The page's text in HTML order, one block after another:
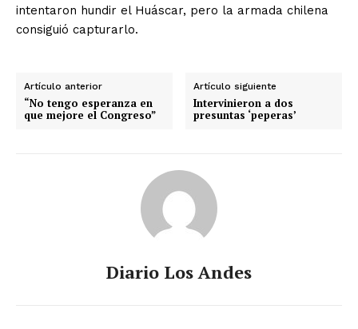
intentaron hundir el Huáscar, pero la armada chilena
consiguió capturarlo.
Artículo anterior
“No tengo esperanza en
que mejore el Congreso”
Artículo siguiente
Intervinieron a dos
presuntas ‘peperas’
Diario Los Andes